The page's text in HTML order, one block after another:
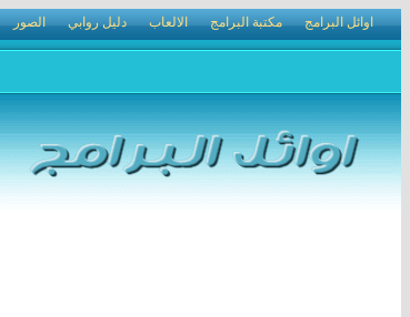
اوائل البرامج مكتبة البرامج الالعاب دليل روابي الصور